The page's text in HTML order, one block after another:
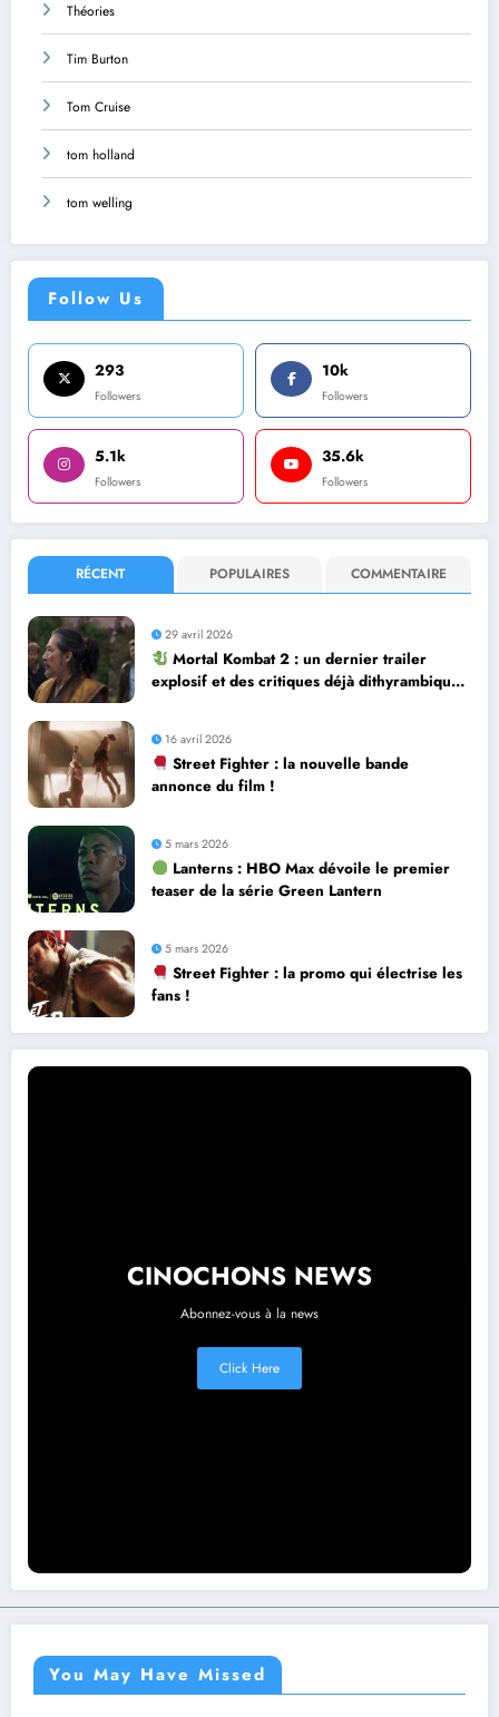
Théories
Tim Burton
Tom Cruise
tom holland
tom welling
Follow Us
293
Followers
10k
Followers
5.1k
Followers
35.6k
Followers
RÉCENT POPULAIRES COMMENTAIRE
29 avril 2026
Mortal Kombat 2 : un dernier trailer
explosif et des critiques déjà dithyrambiques
16 avril 2026
Street Fighter : la nouvelle bande
annonce du film !
5 mars 2026
Lanterns : HBO Max dévoile le premier
teaser de la série Green Lantern
5 mars 2026
Street Fighter : la promo qui électrise les
fans !
CINOCHONS NEWS
Abonnez-vous à la news
Click Here
You May Have Missed